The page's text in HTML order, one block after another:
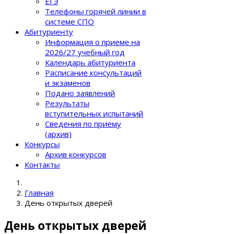
Телефоны горячей линии в
системе СПО
Абитуриенту
Информация о приеме на
2026/27 учебный год
Календарь абитуриента
Расписание консультаций
и экзаменов
Подано заявлений
Результаты
вступительных испытаний
Сведения по приему
(архив)
Конкурсы
Архив конкурсов
Контакты
Главная
День открытых дверей
День открытых дверей